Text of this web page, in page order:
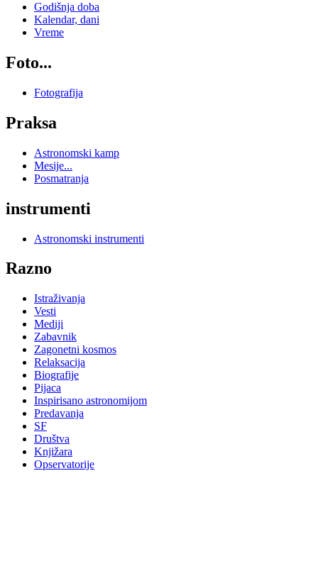
Godišnja doba
Kalendar, dani
Vreme
Foto...
Fotografija
Praksa
Astronomski kamp
Mesije...
Posmatranja
instrumenti
Astronomski instrumenti
Razno
Istraživanja
Vesti
Mediji
Zabavnik
Zagonetni kosmos
Relaksacija
Biografije
Pijaca
Inspirisano astronomijom
Predavanja
SF
Društva
Knjižara
Opservatorije